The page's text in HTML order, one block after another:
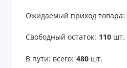
Ожидаемый приход товара:
Свободный остаток: 110шт.
В пути: всего: 480шт.